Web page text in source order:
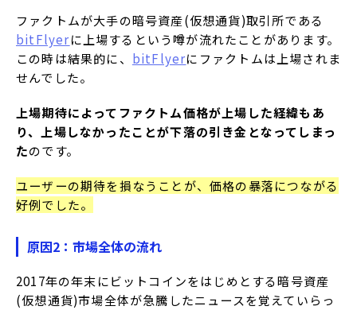
ファクトムが大手の暗号資産(仮想通貨)取引所である
bitFlyerに上場するという噂が流れたことがあります。
この時は結果的に、 bitFlyerにファクトムは上場されま
せんでした。
上場期待によってファクトム価格が上場した経緯もあ
り、上場しなかったことが下落の引き金となってしまっ
たのです。
ユーザーの期待を損なうことが、価格の暴落につながる
好例でした。
原因2：市場全体の流れ
2017年の年末にビットコインをはじめとする暗号資産
(仮想通貨)市場全体が急騰したニュースを覚えていらっ